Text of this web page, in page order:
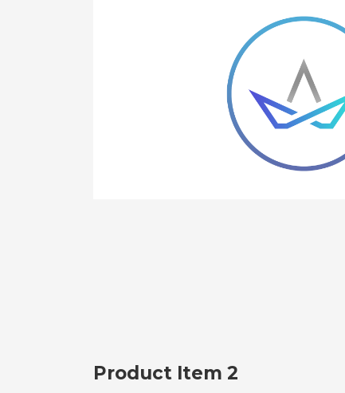
Product Item 2